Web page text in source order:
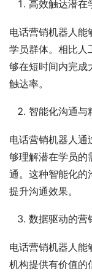
高效触达潜在
电话营销机器人能
学员群体。相比人
够在短时间内完成
触达率。
智能化沟通与
电话营销机器人通
够理解潜在学员的
通。这种智能化的
提升沟通效果。
数据驱动的营
电话营销机器人能
机构提供有价值的